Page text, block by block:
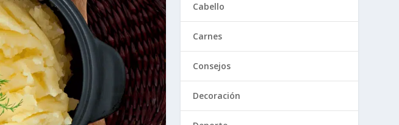
Cabello
Carnes
Consejos
Decoración